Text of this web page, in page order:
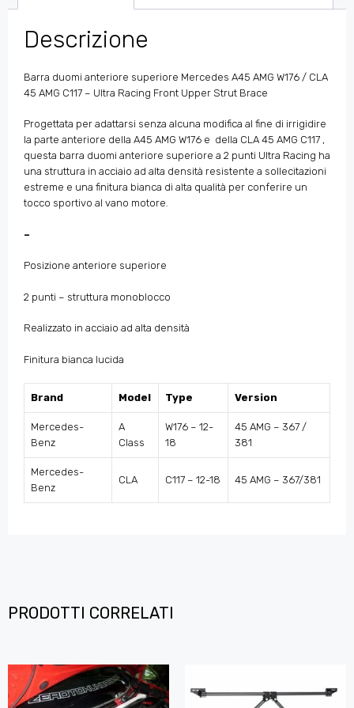
Descrizione
Barra duomi anteriore superiore Mercedes A45 AMG W176 / CLA
45 AMG C117 – Ultra Racing Front Upper Strut Brace
Progettata per adattarsi senza alcuna modifica al fine di irrigidire
la parte anteriore della A45 AMG W176 e della CLA 45 AMG C117 ,
questa barra duomi anteriore superiore a 2 punti Ultra Racing ha
una struttura in acciaio ad alta densità resistente a sollecitazioni
estreme e una finitura bianca di alta qualità per conferire un
tocco sportivo al vano motore.
–
Posizione anteriore superiore
2 punti – struttura monoblocco
Realizzato in acciaio ad alta densità
Finitura bianca lucida
Brand Model Type Version
Mercedes-
Benz
A
Class
W176 – 12-
18
45 AMG – 367 /
381
Mercedes-
Benz
CLA C117 – 12-18 45 AMG – 367/381
PRODOTTI CORRELATI